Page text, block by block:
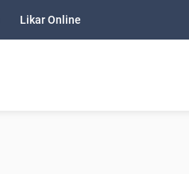
Likar Online